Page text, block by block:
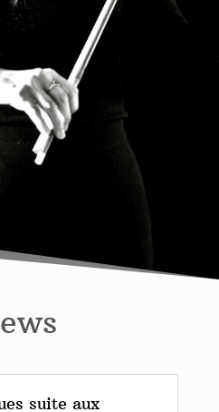
suite aux